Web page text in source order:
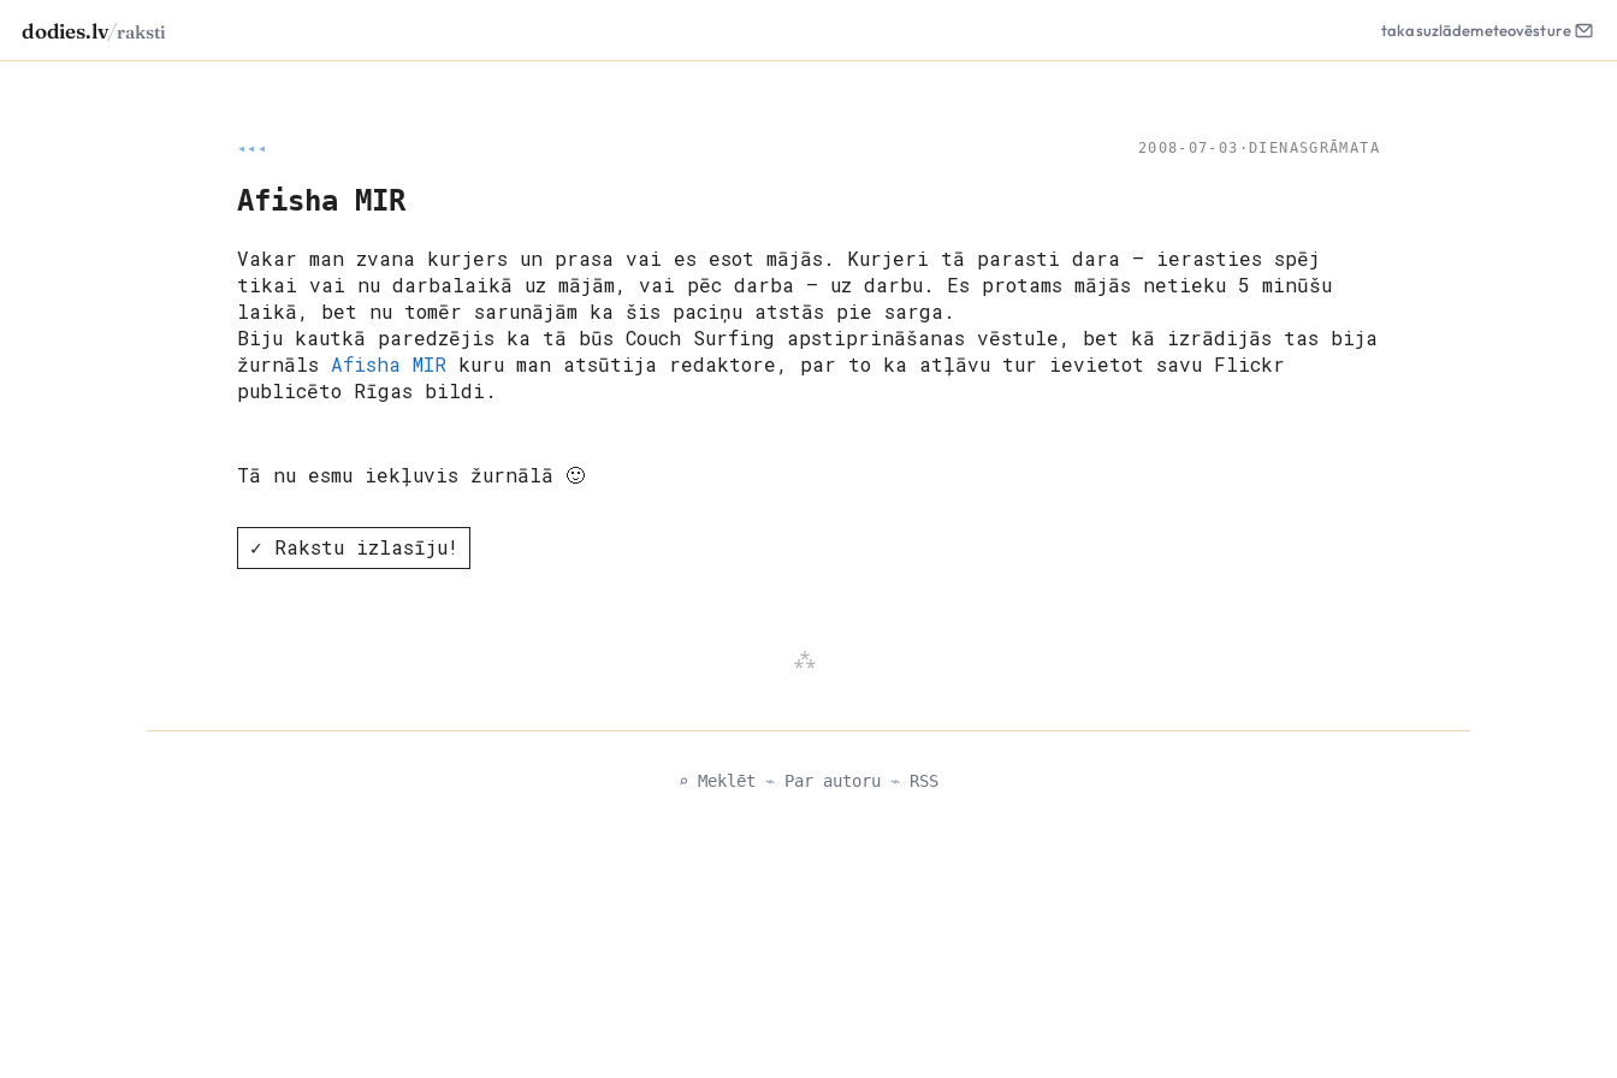
dodies.lv/raksti takasuzlādemeteovēsture
◂◂◂ 2008-07-03 · DIENASGRĀMATA
Afisha MIR
Vakar man zvana kurjers un prasa vai es esot mājās. Kurjeri tā parasti dara – ierasties spēj
tikai vai nu darbalaikā uz mājām, vai pēc darba – uz darbu. Es protams mājās netieku 5 minūšu
laikā, bet nu tomēr sarunājām ka šis paciņu atstās pie sarga.
Biju kautkā paredzējis ka tā būs Couch Surfing apstiprināšanas vēstule, bet kā izrādijās tas bija
žurnāls Afisha MIR kuru man atsūtija redaktore, par to ka atļāvu tur ievietot savu Flickr
publicēto Rīgas bildi.
Tā nu esmu iekļuvis žurnālā 🙂
✓ Rakstu izlasīju!
⌕ Meklēt ⌁ Par autoru ⌁ RSS